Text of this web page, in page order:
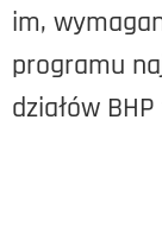
im,
programu
działów